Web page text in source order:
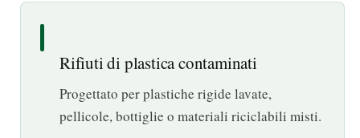
Rifiuti di plastica contaminati
Progettato per plastiche rigide lavate,
pellicole, bottiglie o materiali riciclabili misti.